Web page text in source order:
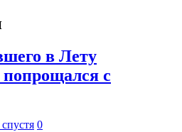
в Лету
попрощался с
0